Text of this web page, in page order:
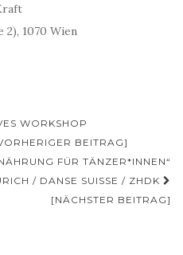
2), 1070 Wien
WORKSHOP
BEITRAG]
FÜR TÄNZER*INNEN“
/ DANSE SUISSE / ZHDK
[NÄCHSTER BEITRAG]